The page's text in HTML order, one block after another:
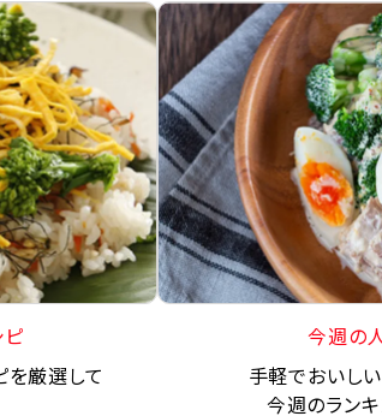
を厳選して
今週の
手軽でおいし
今週のラン